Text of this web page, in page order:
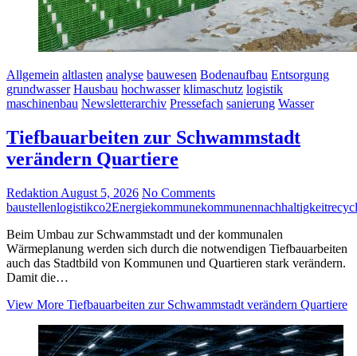
Allgemein altlasten analyse bauwesen Bodenaufbau Entsorgung
grundwasser Hausbau hochwasser klimaschutz logistik
maschinenbau Newsletterarchiv Pressefach sanierung Wasser
Tiefbauarbeiten zur Schwammstadt
verändern Quartiere
Redaktion August 5, 2026 No Comments
baustellenlogistikco2Energiekommunekommunennachhaltigkeit
Beim Umbau zur Schwammstadt und der kommunalen
Wärmeplanung werden sich durch die notwendigen Tiefbauarbeiten
auch das Stadtbild von Kommunen und Quartieren stark verändern.
Damit die…
View More Tiefbauarbeiten zur Schwammstadt verändern Quartiere